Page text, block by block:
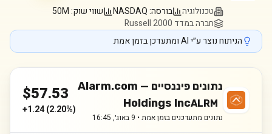
טכנולוגיה בורסה:NASDAQ שווי שוק:50M
חברה במדד Russell 2000
הניתוח נוצר ע״י AI ומתעדכן בזמן אמת
נתונים פיננסיים — Alarm.com
Holdings IncALRM
נתונים מתעדכנים בזמן אמת • 9 באוג׳, 16:45
$57.53
+1.24(2.20%)